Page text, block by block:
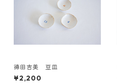
徳田吉美 豆皿
¥2,200